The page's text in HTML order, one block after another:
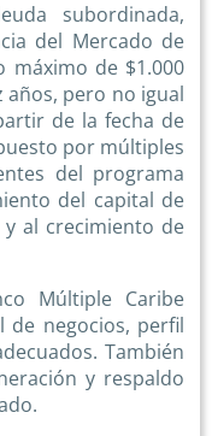
subordinada,
del Mercado de
máximo de $1.000
años, pero no igual
de la fecha de
por múltiples
del programa
del capital de
al crecimiento de
Múltiple Caribe
de negocios, perfil
También
y respaldo